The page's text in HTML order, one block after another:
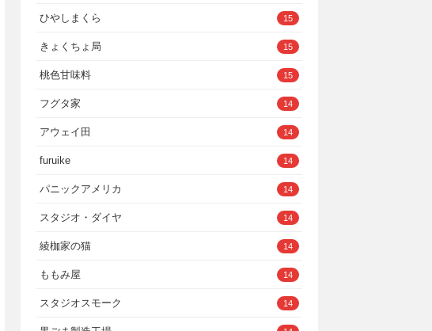
ひやしまくら 15
きょくちょ局 15
桃色甘味料 15
フグタ家 14
アウェイ田 14
furuike 14
パニックアメリカ 14
スタジオ・ダイヤ 14
綾枷家の猫 14
ももみ屋 14
スタジオスモーク 14